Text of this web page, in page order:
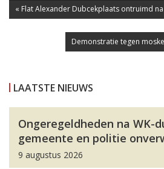
« Flat Alexander Dubcekplaats ontruimd
Demonstratie tegen
LAATSTE NIEUWS
Ongeregeldheden na WK-
gemeente en politie
9 augustus 2026